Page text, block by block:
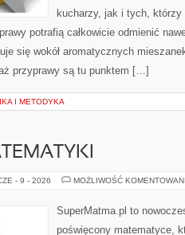
kucharzy, jak i tych, którzy
potrafią całkowicie odmienić
się wokół aromatycznych
przyprawy są tu punktem […]
I METODYKA
- 9 - 2026 MOŻLIWOŚĆ
SuperMatma.pl to
poświęcony matematyce,